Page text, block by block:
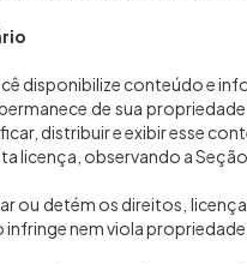
disponibilize conteúdo e
de sua
distribuir e exibir esse
licença, observando a Seção
ou detém os direitos,
nem viola